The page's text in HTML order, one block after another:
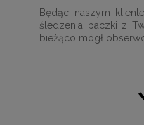
Będąc naszym
śledzenia paczki z
bieżąco mógł